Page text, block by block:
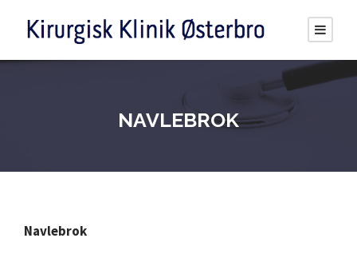
NAVLEBROK
Navlebrok